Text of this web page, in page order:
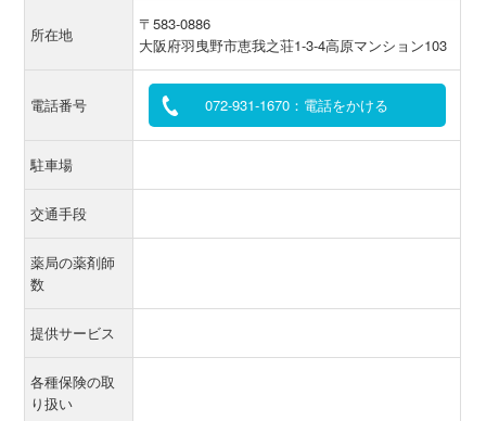
所在地
〒583-0886
大阪府羽曳野市恵我之荘1-3-4高原マンション103
電話番号 072-931-1670：電話をかける
駐車場
交通手段
薬局の薬剤師
数
提供サービス
各種保険の取
り扱い